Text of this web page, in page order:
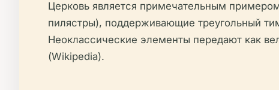
Церковь является примечательным
пилястры), поддерживающие треугольный
Неоклассические элементы передают как
(Wikipedia).